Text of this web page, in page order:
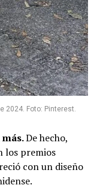
2024. Foto: Pinterest.
De hecho,
los premios
con un diseño